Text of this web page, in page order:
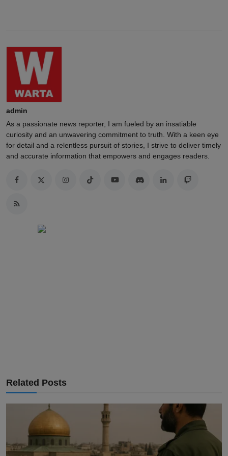
admin
As a passionate news reporter, I am fueled by an insatiable
curiosity and an unwavering commitment to truth. With a keen eye
for detail and a relentless pursuit of stories, I strive to deliver timely
and accurate information that empowers and engages readers.
Related Posts